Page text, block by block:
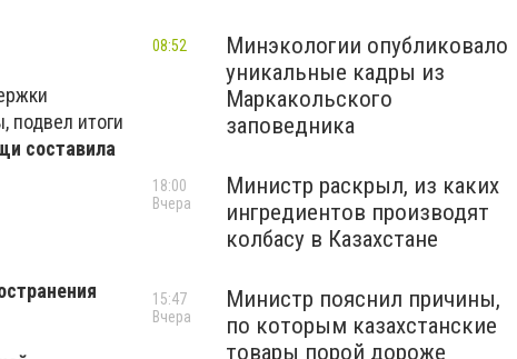
подвел итоги
составила
Минэкологии опубликовало
уникальные кадры из
Маркакольского
заповедника
08:52
Министр раскрыл, из каких
ингредиентов производят
колбасу в Казахстане
18:00
Вчера
Министр пояснил причины,
по которым казахстанские
товары порой дороже
15:47
Вчера